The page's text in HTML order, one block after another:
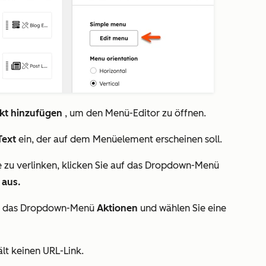
hinzufügen , um den Menü-Editor zu öffnen.
ein, der auf dem Menüelement erscheinen soll.
verlinken, klicken Sie auf das Dropdown-Menü
das Dropdown-Menü Aktionen und wählen Sie eine
keinen URL-Link.